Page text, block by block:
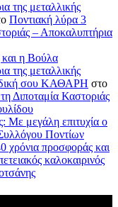
της μεταλλικής
Ποντιακή λύρα 3
– Αποκαλυπτήρια
και η Βούλα
της μεταλλικής
δική σου ΚΑΘΑΡΗ στο
Διποταμία Καστοριάς
Με μεγάλη επιτυχία ο
Ποντίων
χρόνια προσφοράς και
καλοκαιρινός